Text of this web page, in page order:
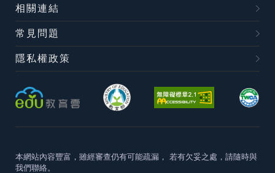
相關連結
常見問題
隱私權政策
本網站內容豐富，雖經審查仍有可能疏漏， 若有欠妥之處，請隨時與
我們聯絡。